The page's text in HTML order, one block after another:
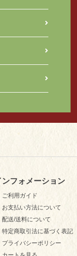
ンフォメーション
ご利用ガイド
お支払い方法について
配送/送料について
特定商取引法に基づく表記
プライバシーポリシー